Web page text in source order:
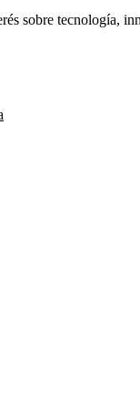
sobre tecnología,